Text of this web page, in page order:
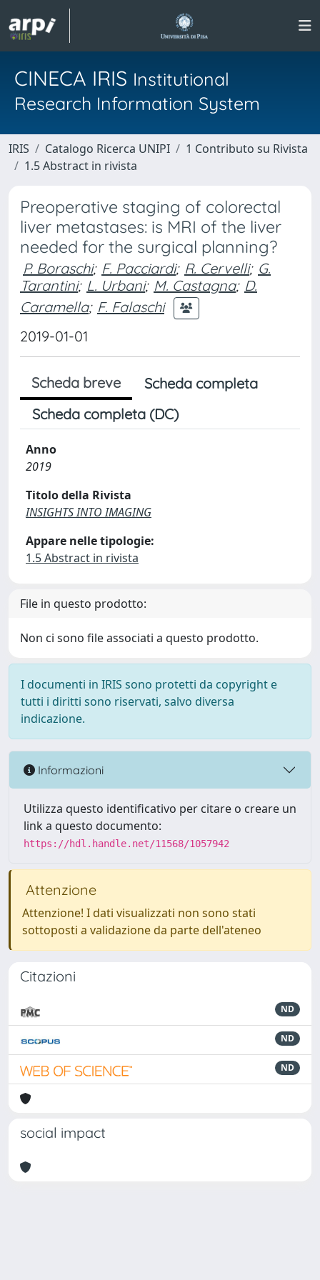
CINECA IRIS Institutional
Research Information System
IRIS Catalogo Ricerca UNIPI
1 Contributo su Rivista
1.5 Abstract in rivista
Preoperative staging of colorectal
liver metastases: is MRI of the liver
needed for the surgical planning?
P. Boraschi; F. Pacciardi; R. Cervelli; G.
Tarantini; L. Urbani; M. Castagna; D.
Caramella; F. Falaschi
2019-01-01
Scheda breve
Scheda completa
Scheda completa (DC)
Anno
2019
Titolo della Rivista
INSIGHTS INTO IMAGING
Appare nelle tipologie:
1.5 Abstract in rivista
File in questo prodotto:
Non ci sono file associati a questo prodotto.
I documenti in IRIS sono protetti da copyright e
tutti i diritti sono riservati, salvo diversa
indicazione.
Informazioni
Utilizza questo identificativo per citare o creare un
link a questo documento:
https://hdl.handle.net/11568/1057942
Attenzione
Attenzione! I dati visualizzati non sono stati
sottoposti a validazione da parte dell'ateneo
Citazioni
ND
ND
ND
social impact